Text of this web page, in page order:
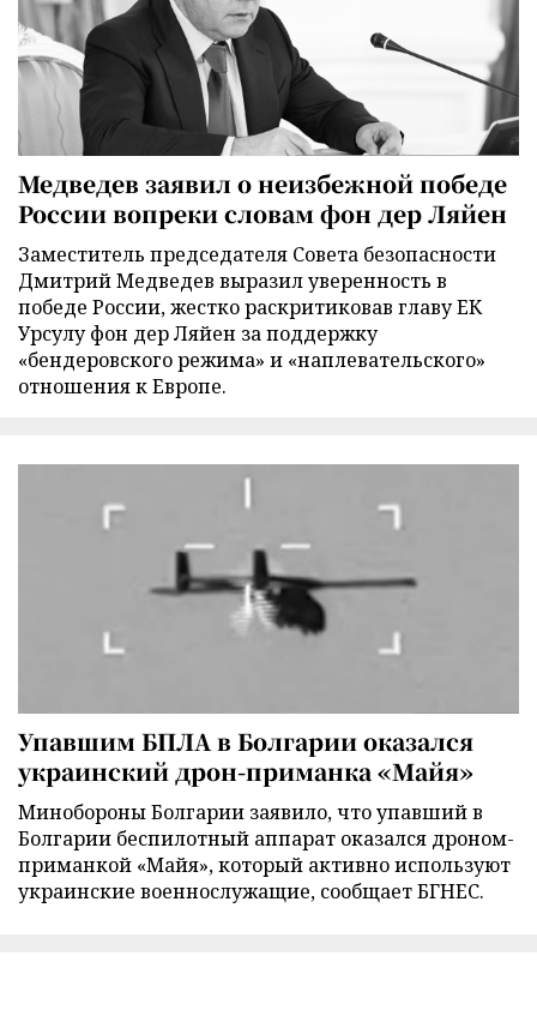
Медведев заявил о неизбежной победе
России вопреки словам фон дер Ляйен
Заместитель председателя Совета безопасности
Дмитрий Медведев выразил уверенность в
победе России, жестко раскритиковав главу ЕК
Урсулу фон дер Ляйен за поддержку
«бендеровского режима» и «наплевательского»
отношения к Европе.
Упавшим БПЛА в Болгарии оказался
украинский дрон-приманка «Майя»
Минобороны Болгарии заявило, что упавший в
Болгарии беспилотный аппарат оказался дроном-
приманкой «Майя», который активно используют
украинские военнослужащие, сообщает БГНЕС.